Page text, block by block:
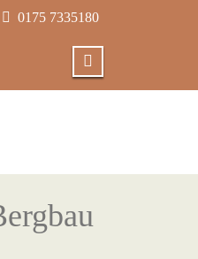
0175 7335180